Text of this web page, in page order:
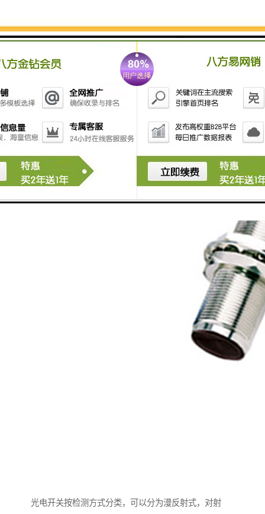
光电开关按检测方式分类，可以分为漫反射式，对射